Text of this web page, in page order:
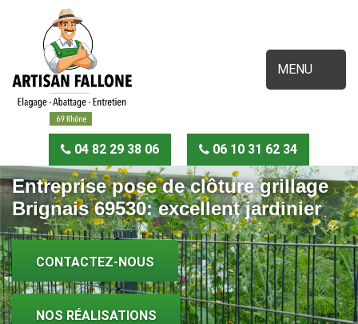
MENU
04 82 29 38 06 06 10 31 62 34
Entreprise pose de clôture grillage
Brignais 69530: excellent jardinier
CONTACTEZ-NOUS
NOS RÉALISATIONS